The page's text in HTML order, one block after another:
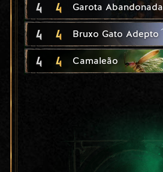
4 4 Garota Abandonada
4 4 Bruxo Gato Adepto
4 4 Camaleão